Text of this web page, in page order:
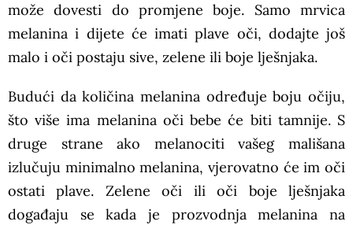
može dovesti do promjene boje. Samo mrvica
melanina i dijete će imati plave oči, dodajte još
malo i oči postaju sive, zelene ili boje lješnjaka.
Budući da količina melanina određuje boju očiju,
što više ima melanina oči bebe će biti tamnije. S
druge strane ako melanociti vašeg mališana
izlučuju minimalno melanina, vjerovatno će im oči
ostati plave. Zelene oči ili oči boje lješnjaka
događaju se kada je prozvodnja melanina na